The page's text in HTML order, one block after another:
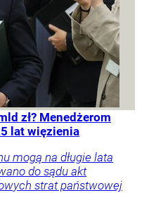
zł? Menedżerom
lat więzienia
mogą na długie lata
do sądu akt
strat państwowej